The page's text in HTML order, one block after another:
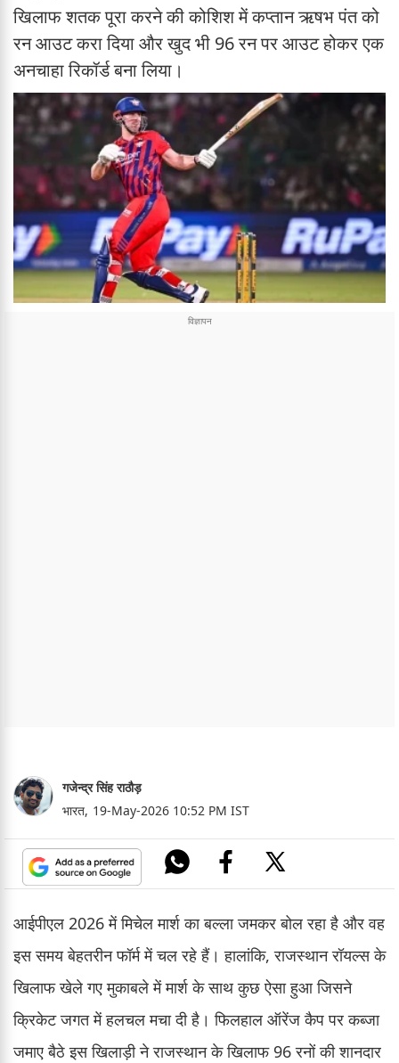
खिलाफ शतक पूरा करने की कोशिश में कप्तान ऋषभ पंत को
रन आउट करा दिया और खुद भी 96 रन पर आउट होकर एक
अनचाहा रिकॉर्ड बना लिया।
गजेन्द्र सिंह राठौड़
भारत, 19-May-2026 10:52 PM IST
आईपीएल 2026 में मिचेल मार्श का बल्ला जमकर बोल रहा है और वह
इस समय बेहतरीन फॉर्म में चल रहे हैं। हालांकि, राजस्थान रॉयल्स के
खिलाफ खेले गए मुकाबले में मार्श के साथ कुछ ऐसा हुआ जिसने
क्रिकेट जगत में हलचल मचा दी है। फिलहाल ऑरेंज कैप पर कब्जा
जमाए बैठे इस खिलाड़ी ने राजस्थान के खिलाफ 96 रनों की शानदार